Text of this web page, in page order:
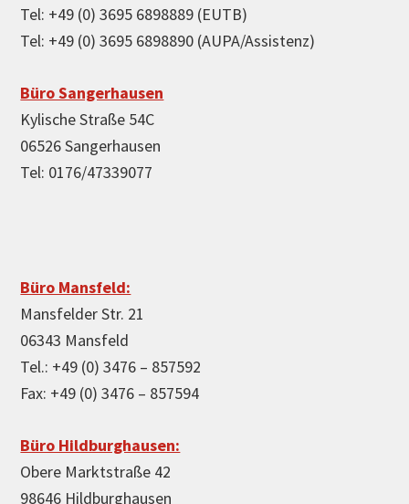
Tel: +49 (0) 3695 6898889 (EUTB)
Tel: +49 (0) 3695 6898890 (AUPA/Assistenz)
Büro Sangerhausen
Kylische Straße 54C
06526 Sangerhausen
Tel: 0176/47339077
Büro Mansfeld:
Mansfelder Str. 21
06343 Mansfeld
Tel.: +49 (0) 3476 – 857592
Fax: +49 (0) 3476 – 857594
Büro Hildburghausen:
Obere Marktstraße 42
98646 Hildburghausen